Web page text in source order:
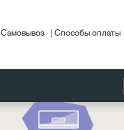
Самовывоз Способы оплаты